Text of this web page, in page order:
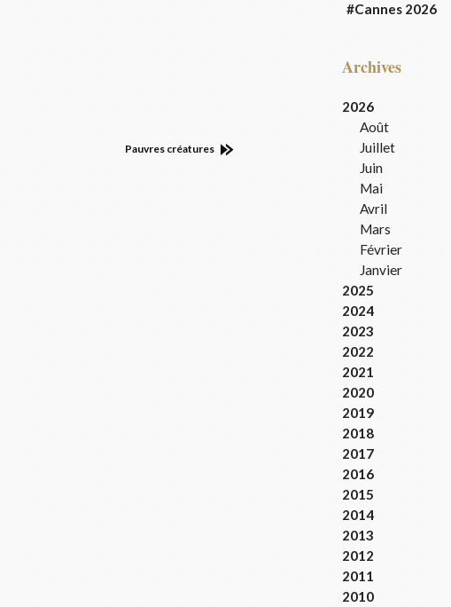
Pauvres créatures
#Cannes 2026
Archives
2026
Août
Juillet
Juin
Mai
Avril
Mars
Février
Janvier
2025
2024
2023
2022
2021
2020
2019
2018
2017
2016
2015
2014
2013
2012
2011
2010